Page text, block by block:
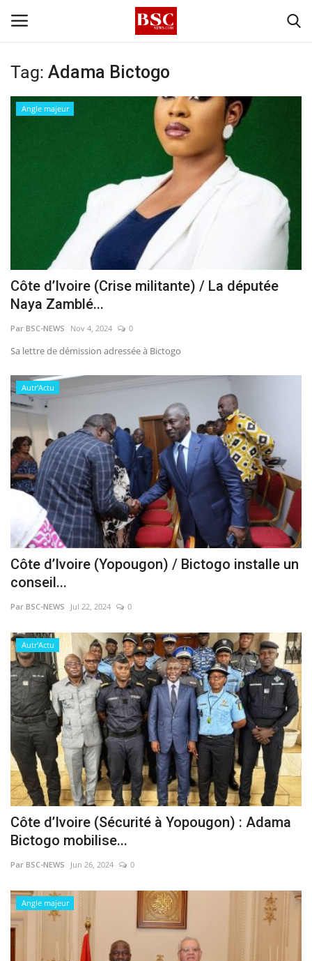
Accueil
Témoignage
Business
Culture
Vidéos
Sublimes cerveaux
Sport
Autr'Actu
Tag: Adama Bictogo
Angle majeur
Côte d’Ivoire (Crise militante) / La députée
Naya Zamblé...
Par BSC-NEWS Nov 4, 2024 0
Sa lettre de démission adressée à Bictogo
Autr'Actu
Côte d’Ivoire (Yopougon) / Bictogo installe un
conseil...
Par BSC-NEWS Jul 22, 2024 0
Autr'Actu
Côte d’Ivoire (Sécurité à Yopougon) : Adama
Bictogo mobilise...
Par BSC-NEWS Jun 26, 2024 0
Angle majeur